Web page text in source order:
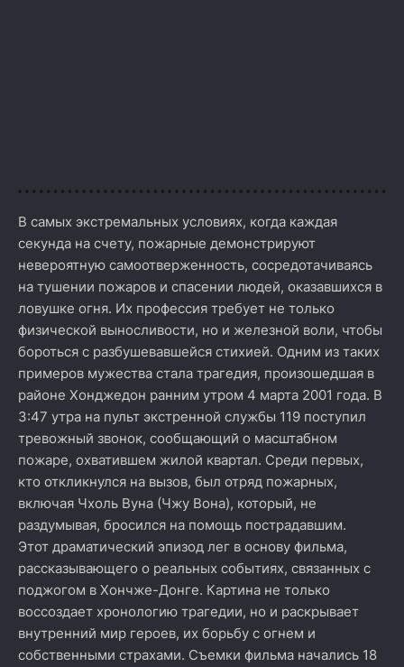
В самых экстремальных условиях, когда каждая
секунда на счету, пожарные демонстрируют
невероятную самоотверженность, сосредотачиваясь
на тушении пожаров и спасении людей, оказавшихся в
ловушке огня. Их профессия требует не только
физической выносливости, но и железной воли, чтобы
бороться с разбушевавшейся стихией. Одним из таких
примеров мужества стала трагедия, произошедшая в
районе Хонджедон ранним утром 4 марта 2001 года. В
3:47 утра на пульт экстренной службы 119 поступил
тревожный звонок, сообщающий о масштабном
пожаре, охватившем жилой квартал. Среди первых,
кто откликнулся на вызов, был отряд пожарных,
включая Чхоль Вуна (Чжу Вона), который, не
раздумывая, бросился на помощь пострадавшим.
Этот драматический эпизод лег в основу фильма,
рассказывающего о реальных событиях, связанных с
поджогом в Хончже-Донге. Картина не только
воссоздает хронологию трагедии, но и раскрывает
внутренний мир героев, их борьбу с огнем и
собственными страхами. Съемки фильма начались 18